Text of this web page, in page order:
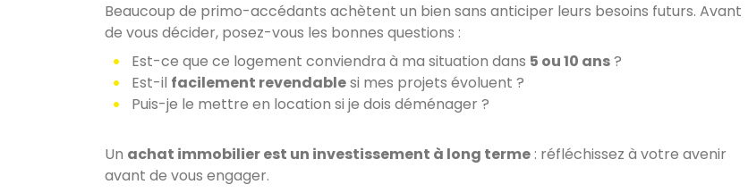
Beaucoup de primo-accédants achètent un bien sans anticiper leurs besoins futurs. Avant
de vous décider, posez-vous les bonnes questions :
Est-ce que ce logement conviendra à ma situation dans 5 ou 10 ans?
Est-il facilement revendablesi mes projets évoluent ?
Puis-je le mettre en location si je dois déménager ?
Un achat immobilier est un investissement à long terme : réfléchissez à votre avenir
avant de vous engager.